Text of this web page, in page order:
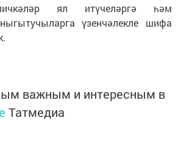
ял итүчеләргә һәм
үзенчәлекле шифа
важным и интересным в
Татмедиа